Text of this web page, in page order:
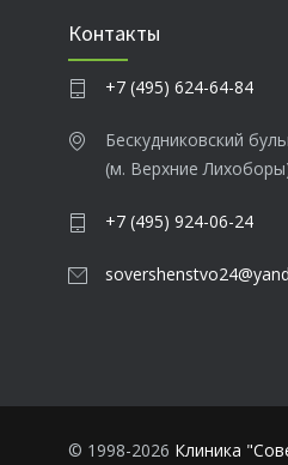
Контакты
+7 (495) 624-64-84
Бескудниковский
(м. Верхние
+7 (495) 924-06-24
© 1998-2026 Клиника